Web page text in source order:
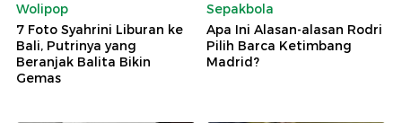
Wolipop
7 Foto Syahrini Liburan ke
Bali, Putrinya yang
Beranjak Balita Bikin
Gemas
Sepakbola
Apa Ini Alasan-alasan Rodri
Pilih Barca Ketimbang
Madrid?